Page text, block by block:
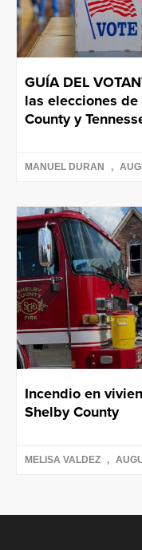
GUÍA DEL
las elecciones
County y
MANUEL DURAN
Incendio en
Shelby County
MELISA VALDEZ